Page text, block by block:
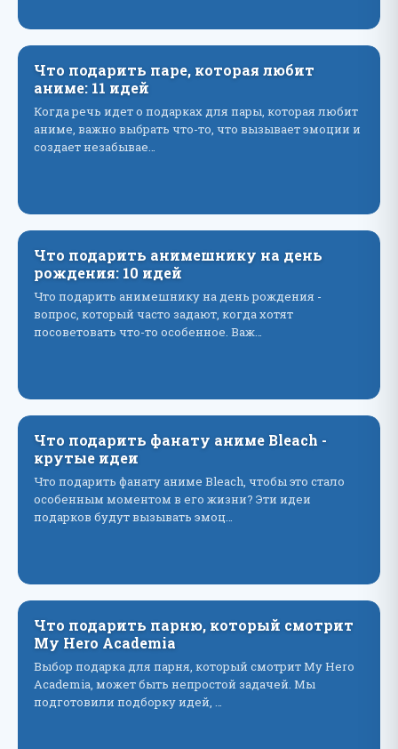
Что подарить паре, которая любит
аниме: 11 идей
Когда речь идет о подарках для пары, которая любит
аниме, важно выбрать что-то, что вызывает эмоции и
создает незабывае…
Что подарить анимешнику на день
рождения: 10 идей
Что подарить анимешнику на день рождения -
вопрос, который часто задают, когда хотят
посоветовать что-то особенное. Важ…
Что подарить фанату аниме Bleach -
крутые идеи
Что подарить фанату аниме Bleach, чтобы это стало
особенным моментом в его жизни? Эти идеи
подарков будут вызывать эмоц…
Что подарить парню, который смотрит
My Hero Academia
Выбор подарка для парня, который смотрит My Hero
Academia, может быть непростой задачей. Мы
подготовили подборку идей, …